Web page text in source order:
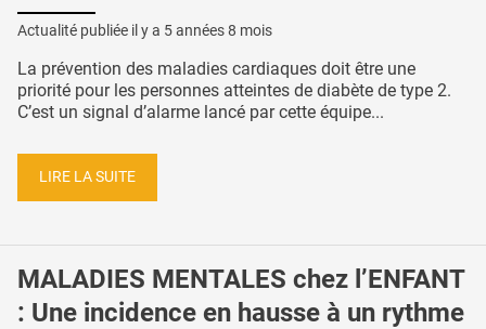
Actualité publiée il y a 5 années 8 mois
La prévention des maladies cardiaques doit être une
priorité pour les personnes atteintes de diabète de type 2.
C’est un signal d’alarme lancé par cette équipe...
LIRE LA SUITE
MALADIES MENTALES chez l’ENFANT
: Une incidence en hausse à un rythme